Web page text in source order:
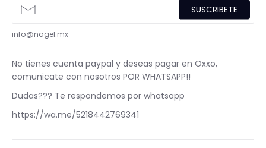
SUSCRIBETE
info@nagel.mx
No tienes cuenta paypal y deseas pagar en Oxxo,
comunicate con nosotros POR WHATSAPP!!
Dudas??? Te respondemos por whatsapp
https://wa.me/5218442769341